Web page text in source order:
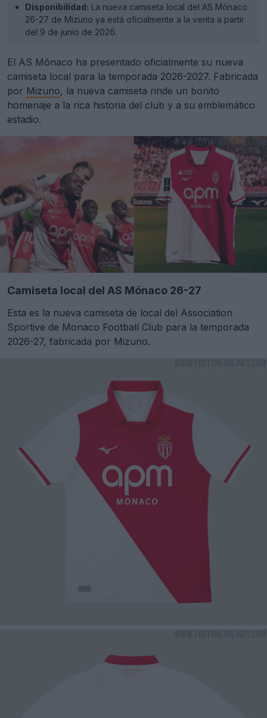
Disponibilidad: La nueva camiseta local del AS Mónaco
26-27 de Mizuno ya está oficialmente a la venta a partir
del 9 de junio de 2026.
El AS Mónaco ha presentado oficialmente su nueva
camiseta local para la temporada 2026-2027. Fabricada
por Mizuno, la nueva camiseta rinde un bonito
homenaje a la rica historia del club y a su emblemático
estadio.
Camiseta local del AS Mónaco 26-27
Esta es la nueva camiseta de local del Association
Sportive de Monaco Football Club para la temporada
2026-27, fabricada por Mizuno.